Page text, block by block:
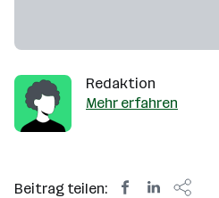
Redaktion
Mehr erfahren
Beitrag teilen: